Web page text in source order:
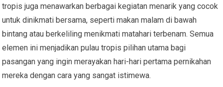
tropis juga menawarkan berbagai kegiatan menarik yang cocok
untuk dinikmati bersama, seperti makan malam di bawah
bintang atau berkeliling menikmati matahari terbenam. Semua
elemen ini menjadikan pulau tropis pilihan utama bagi
pasangan yang ingin merayakan hari-hari pertama pernikahan
mereka dengan cara yang sangat istimewa.